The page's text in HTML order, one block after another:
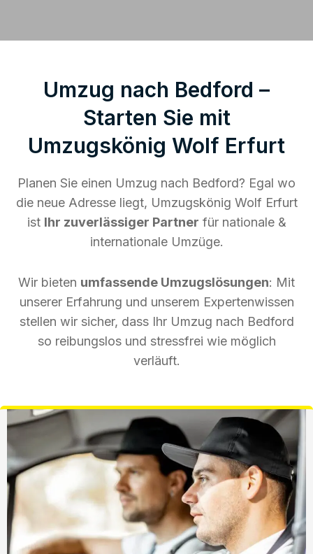
Umzug nach Bedford –
Starten Sie mit
Umzugskönig Wolf Erfurt
Planen Sie einen Umzug nach Bedford? Egal wo
die neue Adresse liegt, Umzugskönig Wolf Erfurt
ist Ihr zuverlässiger Partner für nationale &
internationale Umzüge.
Wir bieten umfassende Umzugslösungen: Mit
unserer Erfahrung und unserem Expertenwissen
stellen wir sicher, dass Ihr Umzug nach Bedford
so reibungslos und stressfrei wie möglich
verläuft.